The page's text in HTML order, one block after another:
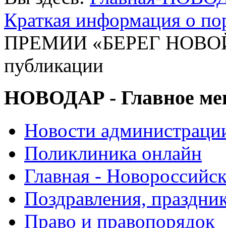
Краткая информация о
ПРЕМИИ «БЕРЕГ
публикации
НОВОДАР - Главное
Новости
Поликлиника онлайн
Главная -
Поздравления,
Право и правопорядок